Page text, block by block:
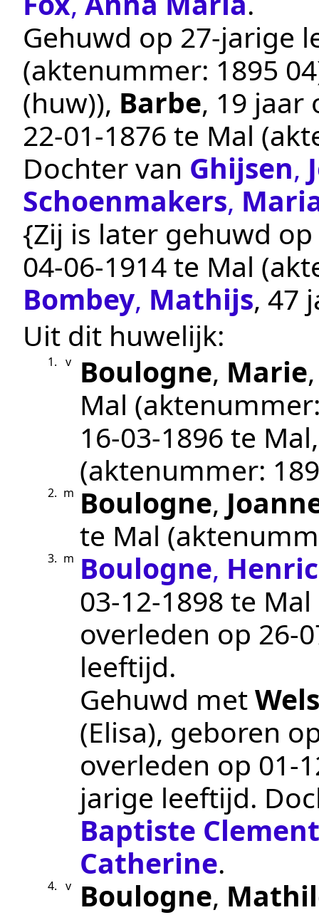
Gehuwd op 27-jarige
(aktenummer: 1895 04
(huw)), Barbe, 19 jaar
22‑01‑1876 te Mal
Dochter van Ghijsen,
Schoenmakers,
{Zij is later gehuwd
04‑06‑1914te Mal
Bombey, Mathijs, 47
Uit dit huwelijk:
1. v Boulogne, Marie
Mal
16‑03‑1896 te Mal
(aktenummer:
2. m Boulogne,
te Mal
3. m Boulogne,
03‑12‑1898 te Mal
overleden op
leeftijd.
Gehuwd met
(Elisa), geboren
overleden op
jarige leeftijd.
Baptiste Clement
Catherine.
4. v Boulogne,